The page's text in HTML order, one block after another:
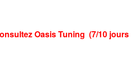
Oasis Tuning (7/10 jours